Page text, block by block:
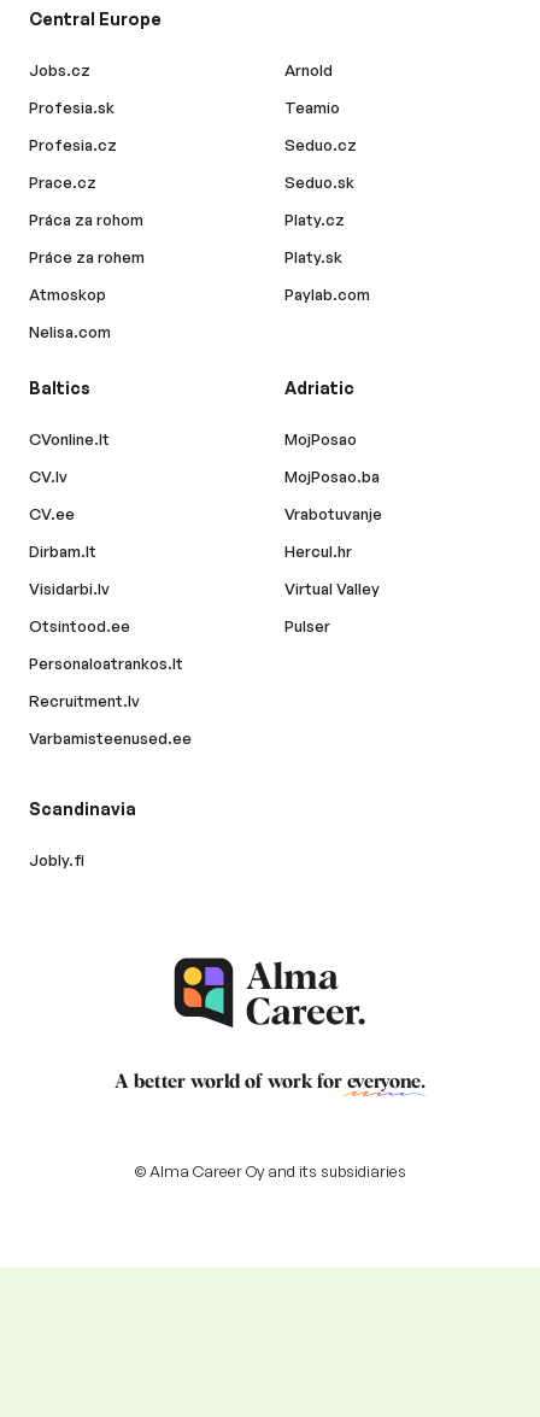
Central Europe
Jobs.cz
Profesia.sk
Profesia.cz
Prace.cz
Práca za rohom
Práce za rohem
Atmoskop
Nelisa.com
Arnold
Teamio
Seduo.cz
Seduo.sk
Platy.cz
Platy.sk
Paylab.com
Baltics
CVonline.lt
CV.lv
CV.ee
Dirbam.lt
Visidarbi.lv
Otsintood.ee
Personaloatrankos.lt
Recruitment.lv
Varbamisteenused.ee
Adriatic
MojPosao
MojPosao.ba
Vrabotuvanje
Hercul.hr
Virtual Valley
Pulser
Scandinavia
Jobly.fi
A better world of work for everyone.
© Alma Career Oy and its subsidiaries